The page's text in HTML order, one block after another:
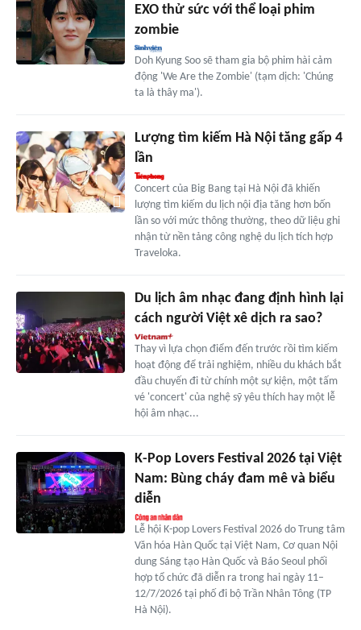
EXO thử sức với thể loại phim
zombie
Doh Kyung Soo sẽ tham gia bộ phim hài cảm
động 'We Are the Zombie' (tạm dịch: 'Chúng
ta là thây ma').
Lượng tìm kiếm Hà Nội tăng gấp 4
lần
Concert của Big Bang tại Hà Nội đã khiến
lượng tìm kiếm du lịch nội địa tăng hơn bốn
lần so với mức thông thường, theo dữ liệu ghi
nhận từ nền tảng công nghệ du lịch tích hợp
Traveloka.
Du lịch âm nhạc đang định hình lại
cách người Việt xê dịch ra sao?
Thay vì lựa chọn điểm đến trước rồi tìm kiếm
hoạt động để trải nghiệm, nhiều du khách bắt
đầu chuyến đi từ chính một sự kiện, một tấm
vé 'concert' của nghệ sỹ yêu thích hay một lễ
hội âm nhạc...
K-Pop Lovers Festival 2026 tại Việt
Nam: Bùng cháy đam mê và biểu
diễn
Lễ hội K-pop Lovers Festival 2026 do Trung tâm
Văn hóa Hàn Quốc tại Việt Nam, Cơ quan Nội
dung Sáng tạo Hàn Quốc và Báo Seoul phối
hợp tổ chức đã diễn ra trong hai ngày 11–
12/7/2026 tại phố đi bộ Trần Nhân Tông (TP
Hà Nội).